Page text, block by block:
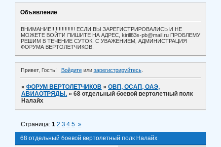
Объявление
ВНИМАНИЕ!!!!!!!!!!!!!!!! ЕСЛИ ВЫ ЗАРЕГИСТРИРОВАЛИСЬ И НЕ
МОЖЕТЕ ВОЙТИ ПИШИТЕ НА АДРЕС, kirill83s-pb@mail.ru ПРОБЛЕМУ
РЕШИМ В ТЕЧЕНИЕ СУТОК. С УВАЖЕНИЕМ, АДМИНИСТРАЦИЯ
ФОРУМА ВЕРТОЛЕТЧИКОВ.
Привет, Гость! Войдитеили зарегистрируйтесь.
»ФОРУМ ВЕРТОЛЕТЧИКОВ »ОВП, ОСАП, ОАЭ,
АВИАОТРЯДЫ. »68 отдельный боевой вертолетный полк
Налайх
68 отдельный боевой вертолетный полк Налайх
Страница:1 2 3 4 5 »